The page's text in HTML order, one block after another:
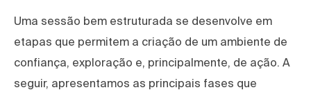
Uma sessão bem estruturada se desenvolve em
etapas que permitem a criação de um ambiente de
confiança, exploração e, principalmente, de ação. A
seguir, apresentamos as principais fases que